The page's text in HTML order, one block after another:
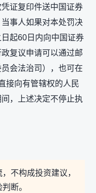
证复印件送中国证券
事人如果对本处罚决
起60日内向中国证券
复议申请可以通过邮
会法治司），也可在
接向有管辖权的人民
，上述决定不停止执
不构成投资建议，
断。